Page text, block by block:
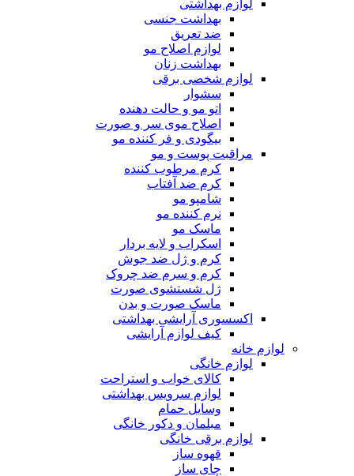
لوازم بهداشتی
بهداشت جنسی
ضد تعریق
لوازم اصلاح مو
بهداشت زنان
لوازم شخصی برقی
سشوار
اتو مو و حالت دهنده
اصلاح موی سر و صورت
بیگودی و فر کننده مو
مراقبت پوست و مو
کرم مرطوب کننده
کرم ضد آفتاب
شامپو مو
نرم کننده مو
ماسک مو
اسکراب و لایه بردار
کرم و ژل ضد جوش
کرم و سرم ضد چروک
ژل شستشوی صورت
ماسک صورت و بدن
اکسسوری آرایشی بهداشتی
کیف لوازم آرایشی
لوازم خانه
لوازم خانگی
کالای خواب و استراحت
لوازم سرویس بهداشتی
وسایل حمام
مبلمان و دکور خانگی
لوازم برقی خانگی
قهوه ساز
چای ساز